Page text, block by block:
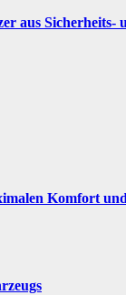
aus Sicherheits-
Komfort